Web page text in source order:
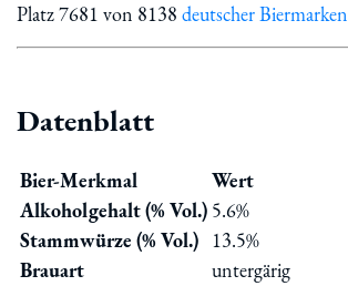
Platz 7681 von 8138 deutscher Biermarken
Datenblatt
Bier-Merkmal
Wert
Alkoholgehalt (% Vol.) 5.6%
Stammwürze (% Vol.) 13.5%
Brauart
untergärig